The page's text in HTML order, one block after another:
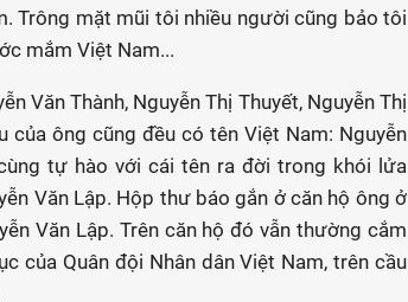
Trông mặt mũi tôi nhiều người cũng bảo tôi
mắm Việt Nam...
Văn Thành, Nguyễn Thị Thuyết, Nguyễn Thị
của ông cũng đều có tên Việt Nam: Nguyễn
tự hào với cái tên ra đời trong khói lửa
Văn Lập. Hộp thư báo gắn ở căn hộ ông ở
Văn Lập. Trên căn hộ đó vẫn thường cắm
của Quân đội Nhân dân Việt Nam, trên cầu